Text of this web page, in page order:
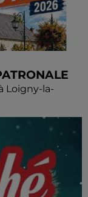
Loigny-la-